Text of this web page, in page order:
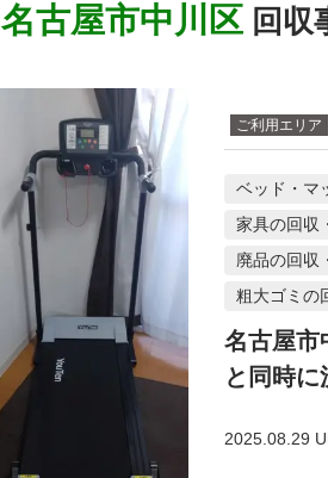
名古屋市中川区 回収
ご利用エリア
ベッド・マ
家具の回収
廃品の回収
粗大ゴミの
名古屋市
と同時
2025.08.29